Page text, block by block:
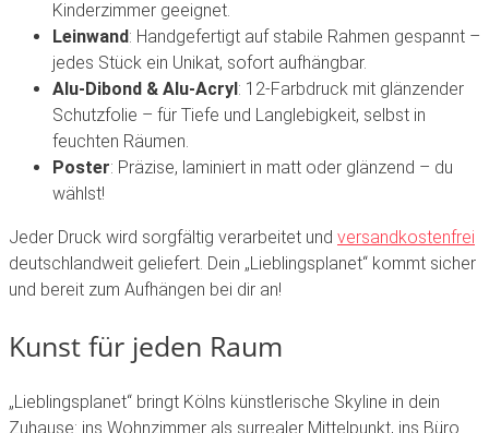
Kinderzimmer geeignet.
Leinwand: Handgefertigt auf stabile Rahmen gespannt –
jedes Stück ein Unikat, sofort aufhängbar.
Alu-Dibond & Alu-Acryl : 12-Farbdruck mit glänzender
Schutzfolie – für Tiefe und Langlebigkeit, selbst in
feuchten Räumen.
Poster: Präzise, laminiert in matt oder glänzend – du
wählst!
Jeder Druck wird sorgfältig verarbeitet und versandkostenfrei
deutschlandweit geliefert. Dein „Lieblingsplanet“ kommt sicher
und bereit zum Aufhängen bei dir an!
Kunst für jeden Raum
„Lieblingsplanet“ bringt Kölns künstlerische Skyline in dein
Zuhause: ins Wohnzimmer als surrealer Mittelpunkt, ins Büro